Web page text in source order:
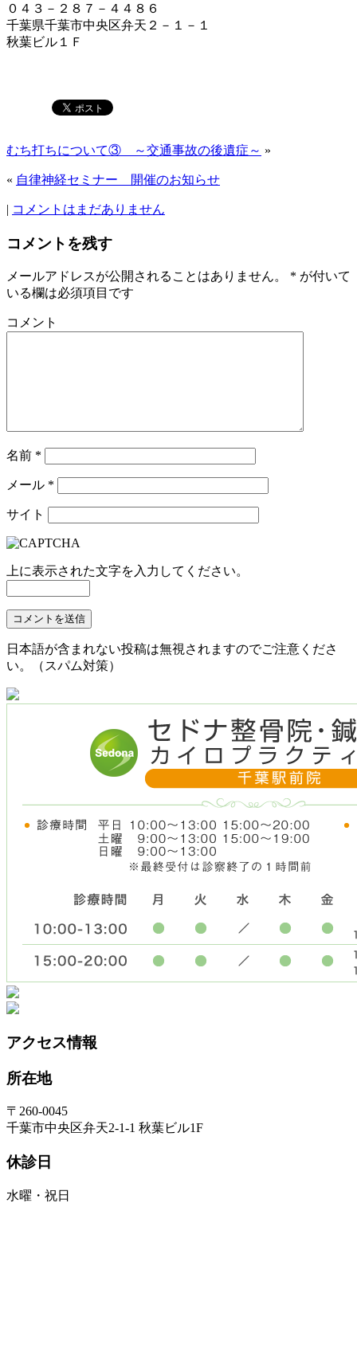
０４３－２８７－４４８６
千葉県千葉市中央区弁天２－１－１
秋葉ビル１Ｆ
むち打ちについて③ ～交通事故の後遺症～ »
« 自律神経セミナー 開催のお知らせ
| コメントはまだありません
コメントを残す
メールアドレスが公開されることはありません。 * が付いて
いる欄は必須項目です
コメント
名前 *
メール *
サイト
上に表示された文字を入力してください。
日本語が含まれない投稿は無視されますのでご注意くださ
い。（スパム対策）
アクセス情報
所在地
〒260-0045
千葉市中央区弁天2-1-1 秋葉ビル1F
休診日
水曜・祝日